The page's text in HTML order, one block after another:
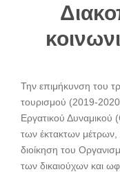
Την επιμήκυνση του
τουρισμού (2019-
Εργατικού Δυναμικού
των έκτακτων
διοίκηση του
των δικαιούχων και